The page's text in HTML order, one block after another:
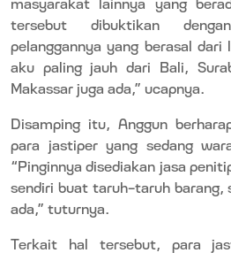
tersebut dibuktikan
pelanggannya yang berasal dari
aku paling jauh dari Bali,
Makassar juga ada,” ucapnya.
Disamping itu, Anggun
para jastiper yang sedang
“Pinginnya disediakan jasa
sendiri buat taruh-taruh barang,
ada,” tuturnya.
Terkait hal tersebut, para